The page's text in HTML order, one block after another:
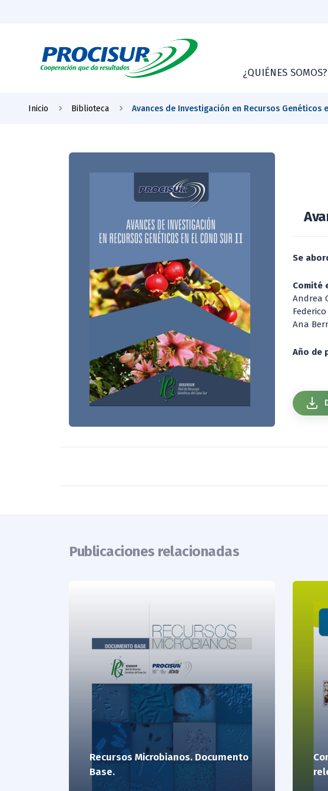
¿QUIÉNES SOMOS?
Inicio Biblioteca Avances de Investigación en Recursos Genéticos
Se
Comité
Andrea
Ana
Año de
Publicaciones relacionadas
Recursos Microbianos. Documento
Base.